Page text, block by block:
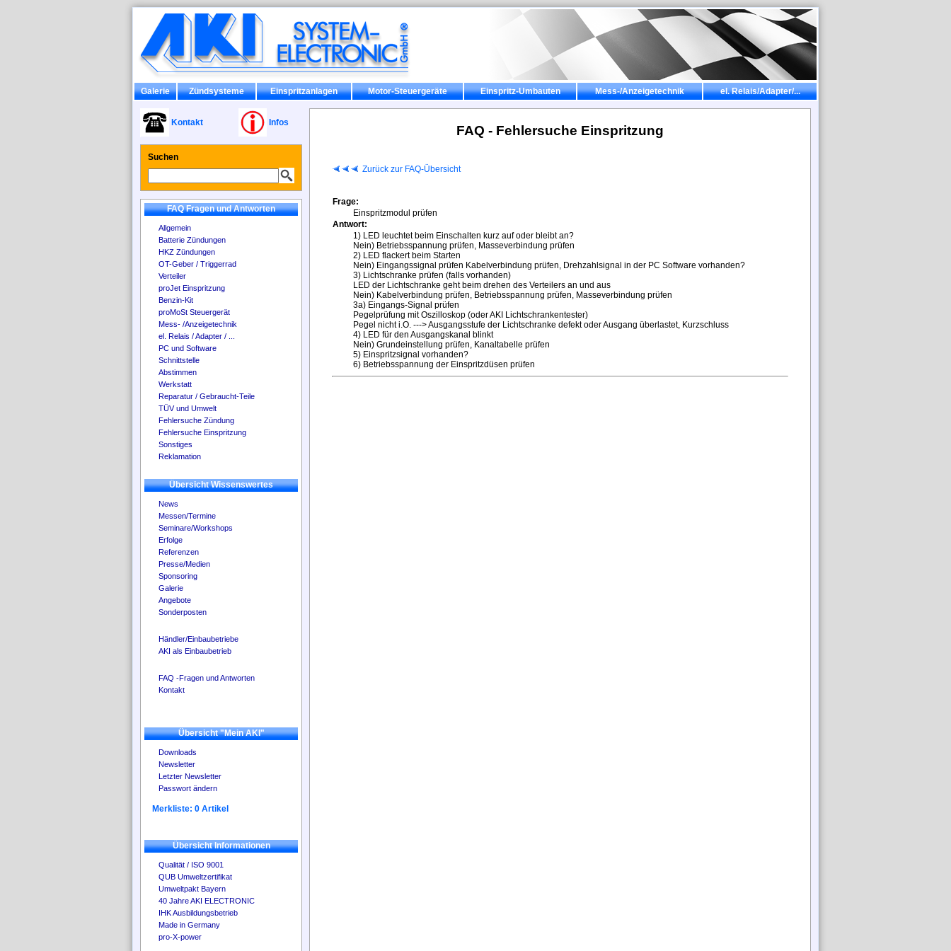
Galerie Zündsysteme Einspritzanlagen Motor-Steuergeräte Einspritz-Umbauten Mess-/Anzeigetechnik el. Relais/Adapter/...
Kontakt Infos
Suchen
FAQ Fragen und Antworten
Allgemein
Batterie Zündungen
HKZ Zündungen
OT-Geber / Triggerrad
Verteiler
proJet Einspritzung
Benzin-Kit
proMoSt Steuergerät
Mess- /Anzeigetechnik
el. Relais / Adapter / ...
PC und Software
Schnittstelle
Abstimmen
Werkstatt
Reparatur / Gebraucht-Teile
TÜV und Umwelt
Fehlersuche Zündung
Fehlersuche Einspritzung
Sonstiges
Reklamation
Übersicht Wissenswertes
News
Messen/Termine
Seminare/Workshops
Erfolge
Referenzen
Presse/Medien
Sponsoring
Galerie
Angebote
Sonderposten
Händler/Einbaubetriebe
AKI als Einbaubetrieb
FAQ -Fragen und Antworten
Kontakt
Übersicht "Mein AKI"
Downloads
Newsletter
Letzter Newsletter
Passwort ändern
Merkliste: 0 Artikel
Übersicht Informationen
Qualität / ISO 9001
QUB Umweltzertifikat
Umweltpakt Bayern
40 Jahre AKI ELECTRONIC
IHK Ausbildungsbetrieb
Made in Germany
pro-X-power
FAQ - Fehlersuche Einspritzung
Zurück zur FAQ-Übersicht
Frage:
Einspritzmodul prüfen
Antwort:
1) LED leuchtet beim Einschalten kurz auf oder bleibt an?
Nein) Betriebsspannung prüfen, Masseverbindung prüfen
2) LED flackert beim Starten
Nein) Eingangssignal prüfen Kabelverbindung prüfen, Drehzahlsignal in der PC Software vorhanden?
3) Lichtschranke prüfen (falls vorhanden)
LED der Lichtschranke geht beim drehen des Verteilers an und aus
Nein) Kabelverbindung prüfen, Betriebsspannung prüfen, Masseverbindung prüfen
3a) Eingangs-Signal prüfen
Pegelprüfung mit Oszilloskop (oder AKI Lichtschrankentester)
Pegel nicht i.O. ---> Ausgangsstufe der Lichtschranke defekt oder Ausgang überlastet, Kurzschluss
4) LED für den Ausgangskanal blinkt
Nein) Grundeinstellung prüfen, Kanaltabelle prüfen
5) Einspritzsignal vorhanden?
6) Betriebsspannung der Einspritzdüsen prüfen